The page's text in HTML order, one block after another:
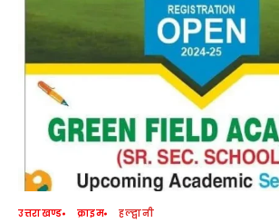
उत्तराखण्ड क्राइम हल्द्वानी